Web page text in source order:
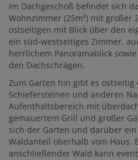
Im Dachgeschoß befindet sich
Wohnzimmer (25m²) mit großer
ostseitigen mit Blick über den
ein süd-westseitiges Zimmer,
herrlichem Panoramablick
den Dachschrägen.
Zum Garten hin gibt es
Schiefersteinen und anderen
Aufenthaltsbereich mit
gemauertem Grill und großer
sich der Garten und darüber
Waldanteil oberhalb vom Haus.
anschließender Wald kann